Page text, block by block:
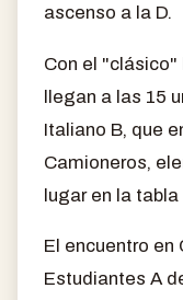
ascenso a la D.
Con el "clásico"
llegan a las 15
Italiano B, que
Camioneros,
lugar en la
El encuentro en
Estudiantes A